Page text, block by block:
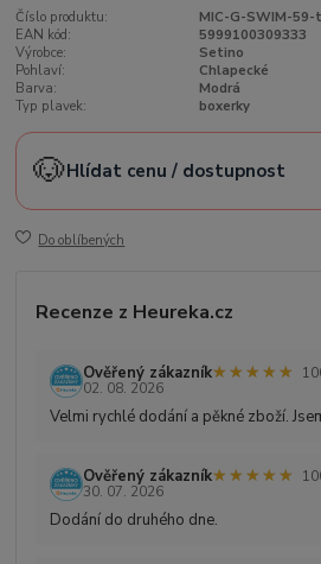
Číslo produktu:
MIC-G-SWIM-59-
EAN kód:
5999100309333
Výrobce:
Setino
Pohlaví:
Chlapecké
Barva:
Modrá
Typ plavek:
boxerky
🐶Hlídat cenu / dostupnost
Do oblíbených
Recenze z Heureka.cz
Ověřený zákazník★★★★★
★★★★★
02. 08. 2026
Velmi rychlé dodání a pěkné zboží.
Ověřený zákazník★★★★★
★★★★★
30. 07. 2026
Dodání do druhého dne.